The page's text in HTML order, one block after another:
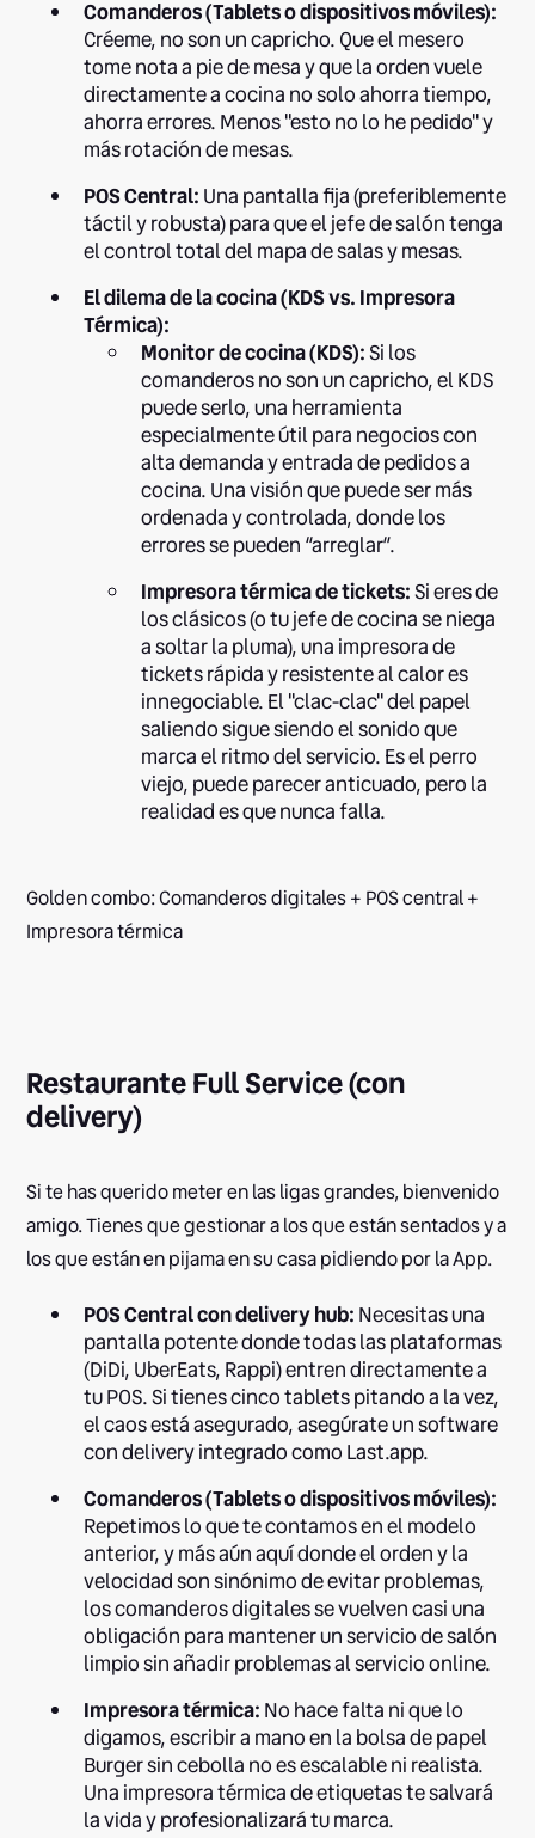
Comanderos (Tablets o dispositivos móviles):
Créeme, no son un capricho. Que el mesero
tome nota a pie de mesa y que la orden vuele
directamente a cocina no solo ahorra tiempo,
ahorra errores. Menos "esto no lo he pedido" y
más rotación de mesas.
POS Central:Una pantalla fija (preferiblemente
táctil y robusta) para que el jefe de salón tenga
el control total del mapa de salas y mesas.
El dilema de la cocina (KDS vs. Impresora
Térmica):
Monitor de cocina (KDS):Si los
comanderos no son un capricho, el KDS
puede serlo, una herramienta
especialmente útil para negocios con
alta demanda y entrada de pedidos a
cocina. Una visión que puede ser más
ordenada y controlada, donde los
errores se pueden “arreglar”.
Impresora térmica de tickets:Si eres de
los clásicos (o tu jefe de cocina se niega
a soltar la pluma), una impresora de
tickets rápida y resistente al calor es
innegociable. El "clac-clac" del papel
saliendo sigue siendo el sonido que
marca el ritmo del servicio. Es el perro
viejo, puede parecer anticuado, pero la
realidad es que nunca falla.
Golden combo: Comanderos digitales + POS central +
Impresora térmica
Restaurante Full Service (con
delivery)
Si te has querido meter en las ligas grandes, bienvenido
amigo. Tienes que gestionar a los que están sentados y a
los que están en pijama en su casa pidiendo por la App.
POS Central con delivery hub:Necesitas una
pantalla potente donde todas las plataformas
(DiDi, UberEats, Rappi) entren directamente a
tu POS. Si tienes cinco tablets pitando a la vez,
el caos está asegurado, asegúrate un software
con delivery integrado como Last.app.
Comanderos (Tablets o dispositivos móviles):
Repetimos lo que te contamos en el modelo
anterior, y más aún aquí donde el orden y la
velocidad son sinónimo de evitar problemas,
los comanderos digitales se vuelven casi una
obligación para mantener un servicio de salón
limpio sin añadir problemas al servicio online.
Impresora térmica:No hace falta ni que lo
digamos, escribir a mano en la bolsa de papel
Burger sin cebolla no es escalable ni realista.
Una impresora térmica de etiquetas te salvará
la vida y profesionalizará tu marca.